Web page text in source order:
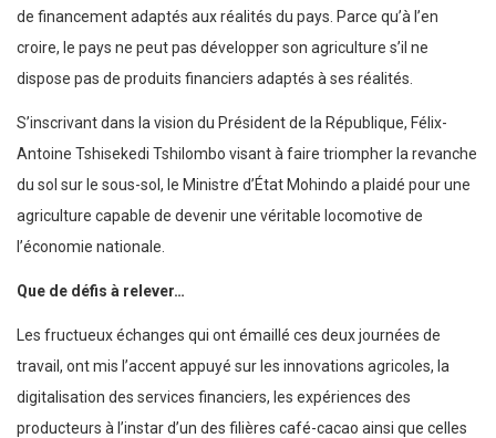
de financement adaptés aux réalités du pays. Parce qu’à l’en
croire, le pays ne peut pas développer son agriculture s’il ne
dispose pas de produits financiers adaptés à ses réalités.
S’inscrivant dans la vision du Président de la République, Félix-
Antoine Tshisekedi Tshilombo visant à faire triompher la revanche
du sol sur le sous-sol, le Ministre d’État Mohindo a plaidé pour une
agriculture capable de devenir une véritable locomotive de
l’économie nationale.
Que de défis à relever…
Les fructueux échanges qui ont émaillé ces deux journées de
travail, ont mis l’accent appuyé sur les innovations agricoles, la
digitalisation des services financiers, les expériences des
producteurs à l’instar d’un des filières café-cacao ainsi que celles